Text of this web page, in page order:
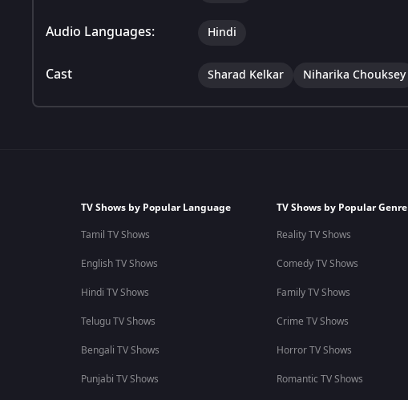
Audio Languages: Hindi
Cast Sharad Kelkar Niharika Chouksey
TV Shows by Popular Language
Tamil TV Shows
English TV Shows
Hindi TV Shows
Telugu TV Shows
Bengali TV Shows
Punjabi TV Shows
TV Shows by Popular Genre
Reality TV Shows
Comedy TV Shows
Family TV Shows
Crime TV Shows
Horror TV Shows
Romantic TV Shows